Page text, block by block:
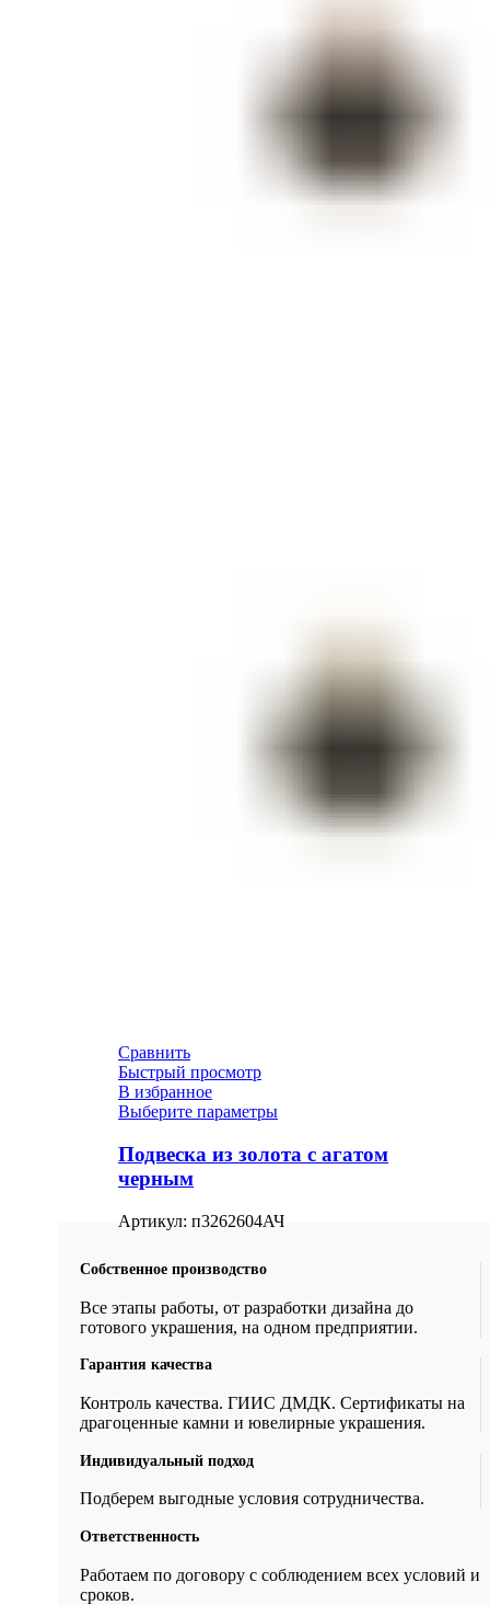
Сравнить
Быстрый просмотр
В избранное
Выберите параметры
Подвеска из золота с агатом
черным
Артикул: п3262604АЧ
Собственное производство
Все этапы работы, от разработки дизайна до
готового украшения, на одном предприятии.
Гарантия качества
Контроль качества. ГИИС ДМДК. Сертификаты на
драгоценные камни и ювелирные украшения.
Индивидуальный подход
Подберем выгодные условия сотрудничества.
Ответственность
Работаем по договору с соблюдением всех условий и
сроков.